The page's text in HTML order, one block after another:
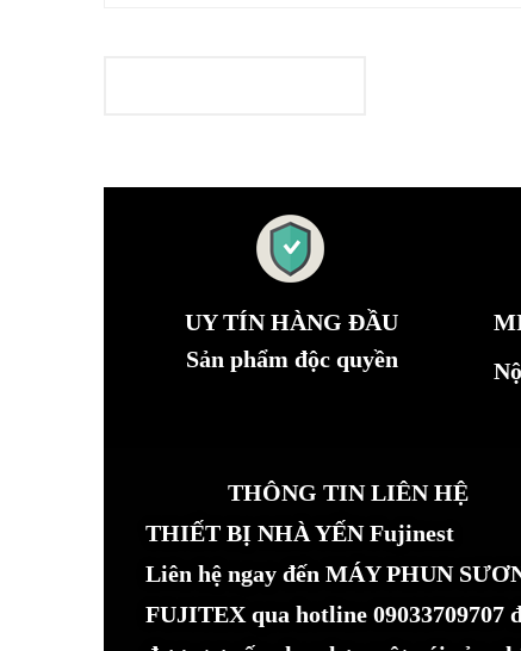
UY TÍN HÀNG ĐẦU
Sản phẩm độc quyền
THÔNG TIN LIÊN HỆ
THIẾT BỊ NHÀ YẾN Fujinest
Liên hệ ngay đến MÁY PHUN
FUJITEX qua hotline 09033709707